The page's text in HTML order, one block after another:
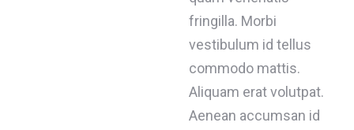
fringilla. Morbi
vestibulum id tellus
commodo mattis.
Aliquam erat volutpat.
Aenean accumsan id